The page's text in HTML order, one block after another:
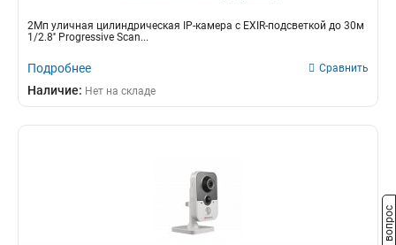
2Мп уличная цилиндрическая IP-камера с EXIR-подсветкой до 30м
1/2.8'' Progressive Scan...
Подробнее Сравнить
Наличие: Нет на складе